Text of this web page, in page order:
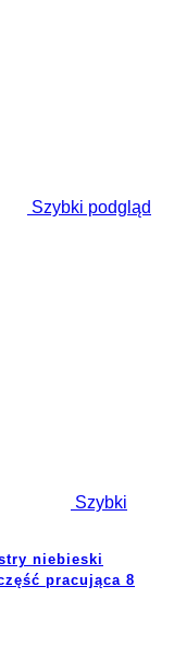
Szybki podgląd
Szybki
niebieski
pracująca 8